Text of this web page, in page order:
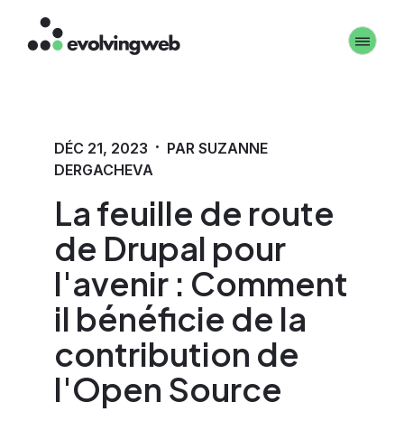
Aller
La feuille de route
de Drupal pour
l'avenir : Comment
il bénéficie de la
contribution de
l'Open Source
DÉC 21, 2023 · PAR SUZANNE
DERGACHEVA